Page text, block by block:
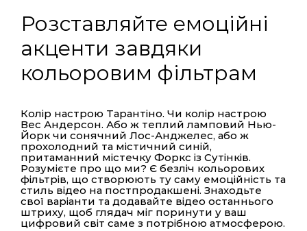
Розставляйте емоційні
акценти завдяки
кольоровим фільтрам
Колір настрою Тарантіно. Чи колір настрою
Вес Андерсон. Або ж теплий ламповий Нью-
Йорк чи сонячний Лос-Анджелес, або ж
прохолодний та містичний синій,
притаманний містечку Форкс із Сутінків.
Розумієте про що ми? Є безліч кольорових
фільтрів, що створюють ту саму емоційність та
стиль відео на постпродакшені. Знаходьте
свої варіанти та додавайте відео останнього
штриху, щоб глядач міг поринути у ваш
цифровий світ саме з потрібною атмосферою.